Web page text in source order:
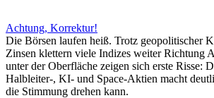
Achtung, Korrektur!
Die Börsen laufen heiß. Trotz geopolitischer
Zinsen klettern viele Indizes weiter Richtung
unter der Oberfläche zeigen sich erste Risse:
Halbleiter-, KI- und Space-Aktien macht
die Stimmung drehen kann.